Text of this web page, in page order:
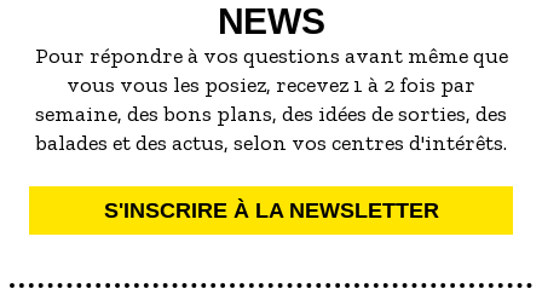
NEWS
Pour répondre à vos questions avant même que
vous vous les posiez, recevez 1 à 2 fois par
semaine, des bons plans, des idées de sorties, des
balades et des actus, selon vos centres d'intérêts.
S'INSCRIRE À LA NEWSLETTER